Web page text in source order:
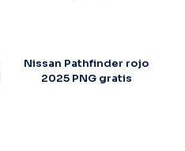
Nissan Pathfinder rojo
2025 PNG gratis